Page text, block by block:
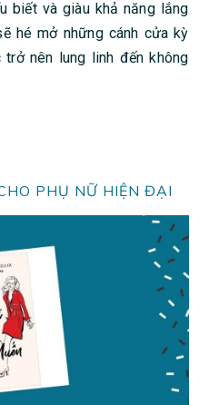
biết và giàu khả năng lắng
hé mở những cánh cửa kỳ
nên lung linh đến không
PHỤ NỮ HIỆN ĐẠI